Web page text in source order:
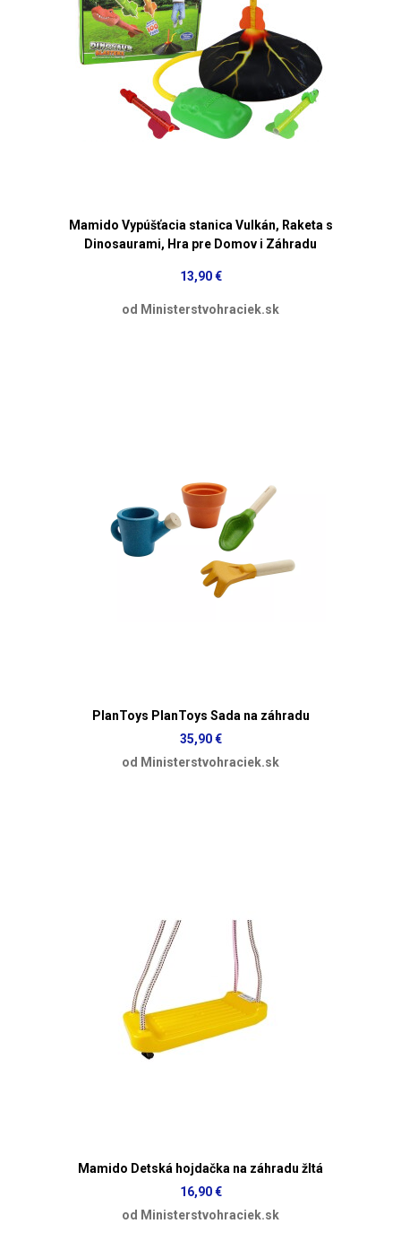
Mamido Vypúšťacia stanica Vulkán, Raketa s
Dinosaurami, Hra pre Domov i Záhradu
13,90 €
od Ministerstvohraciek.sk
PlanToys PlanToys Sada na záhradu
35,90 €
od Ministerstvohraciek.sk
Mamido Detská hojdačka na záhradu žltá
16,90 €
od Ministerstvohraciek.sk